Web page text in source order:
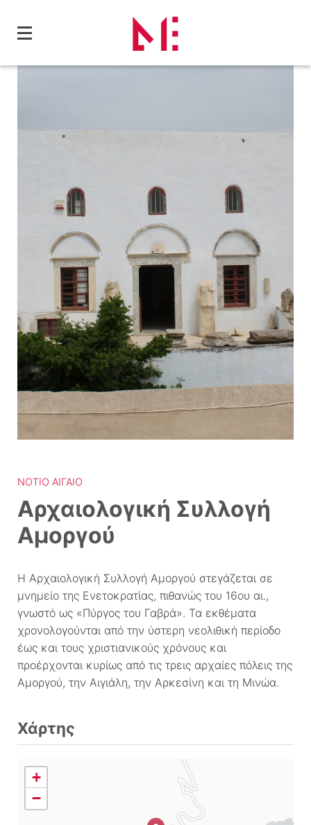
ΝΌΤΙΟ ΑΙΓΑΊΟ
Αρχαιολογική Συλλογή
Αμοργού
Η Αρχαιολογική Συλλογή Αμοργού στεγάζεται σε
μνημείο της Ενετοκρατίας, πιθανώς του 16ου αι.,
γνωστό ως «Πύργος του Γαβρά». Τα εκθέματα
χρονολογούνται από την ύστερη νεολιθική περίοδο
έως και τους χριστιανικούς χρόνους και
προέρχονται κυρίως από τις τρεις αρχαίες πόλεις της
Αμοργού, την Αιγιάλη, την Αρκεσίνη και τη Μινώα.
Χάρτης
+
−